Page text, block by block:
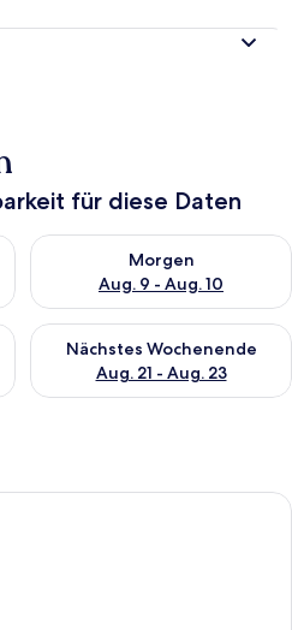
für diese Daten
heute Nacht, Aug. 8 - Aug. 9.
Morgen
Aug. 9 - Aug. 10
Überprüfe die Verfügbarkeit
dieses Wochenende, Aug. 14
Nächstes Wochenende
Aug. 21 - Aug. 23
Überprüfe die Verfügbarkeit
Ein Hotelzimmer mit zwei Betten,